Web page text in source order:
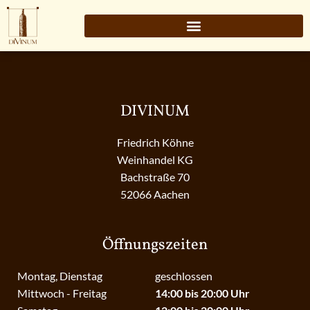
DIVINUM
Friedrich Köhne
Weinhandel KG
Bachstraße 70
52066 Aachen
Öffnungszeiten
Montag, Dienstag
Mittwoch - Freitag
geschlossen
14:00 bis 20:00 Uhr